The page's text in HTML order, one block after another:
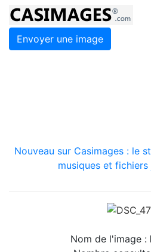
Envoyer une image
Nouveau sur Casimages : le
musiques et fichiers
Nom de l'image :